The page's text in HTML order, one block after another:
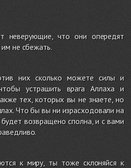
неверующие, что они опередят
им не сбежать.
них сколько можете силы и
устрашить врага Аллаха и
тех, которых вы не знаете, но
Что бы вы ни израсходовали на
возвращено сполна, и с вами
к миру, ты тоже склоняйся к